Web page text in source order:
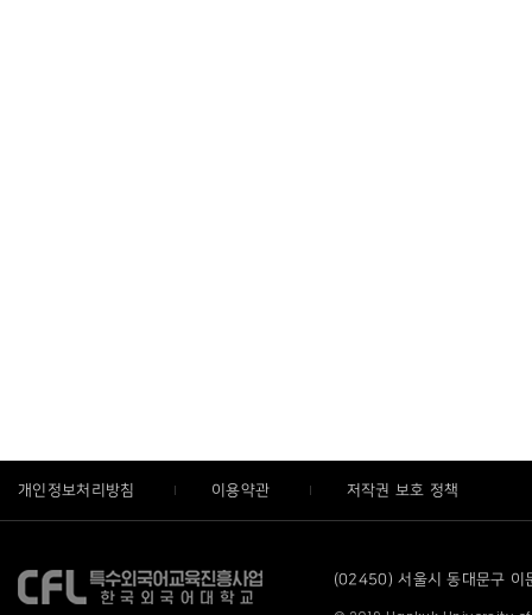
개인정보처리방침 이용약관 저작권 보호 정책
(02450) 서울시 동대문구